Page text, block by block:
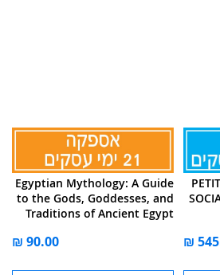
Egyptian Mythology: A Guide
to the Gods, Goddesses, and
Traditions of Ancient Egypt